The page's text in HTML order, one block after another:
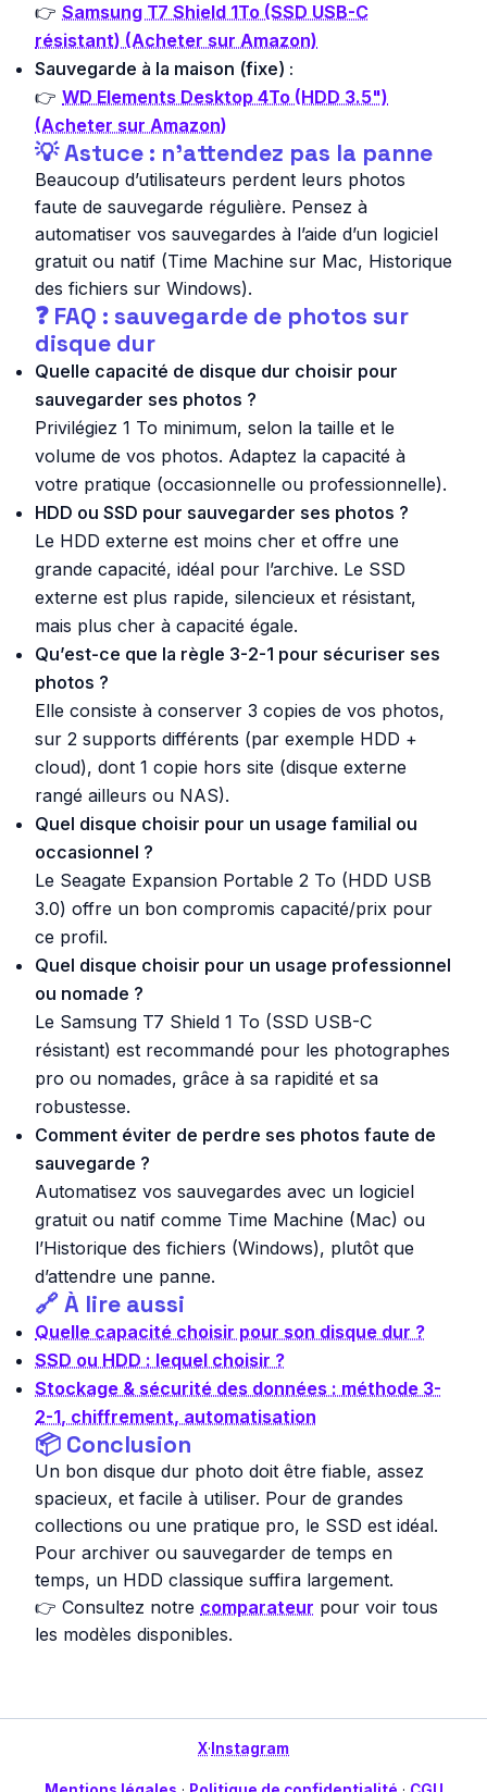
👉 Samsung T7 Shield 1To (SSD USB-C
résistant) (Acheter sur Amazon)
Sauvegarde à la maison (fixe) :
👉 WD Elements Desktop 4To (HDD 3.5")
(Acheter sur Amazon)
💡 Astuce : n’attendez pas la panne
Beaucoup d’utilisateurs perdent leurs photos
faute de sauvegarde régulière. Pensez à
automatiser vos sauvegardes à l’aide d’un logiciel
gratuit ou natif (Time Machine sur Mac, Historique
des fichiers sur Windows).
❓ FAQ : sauvegarde de photos sur
disque dur
Quelle capacité de disque dur choisir pour
sauvegarder ses photos ?
Privilégiez 1 To minimum, selon la taille et le
volume de vos photos. Adaptez la capacité à
votre pratique (occasionnelle ou professionnelle).
HDD ou SSD pour sauvegarder ses photos ?
Le HDD externe est moins cher et offre une
grande capacité, idéal pour l’archive. Le SSD
externe est plus rapide, silencieux et résistant,
mais plus cher à capacité égale.
Qu’est-ce que la règle 3-2-1 pour sécuriser ses
photos ?
Elle consiste à conserver 3 copies de vos photos,
sur 2 supports différents (par exemple HDD +
cloud), dont 1 copie hors site (disque externe
rangé ailleurs ou NAS).
Quel disque choisir pour un usage familial ou
occasionnel ?
Le Seagate Expansion Portable 2 To (HDD USB
3.0) offre un bon compromis capacité/prix pour
ce profil.
Quel disque choisir pour un usage professionnel
ou nomade ?
Le Samsung T7 Shield 1 To (SSD USB-C
résistant) est recommandé pour les photographes
pro ou nomades, grâce à sa rapidité et sa
robustesse.
Comment éviter de perdre ses photos faute de
sauvegarde ?
Automatisez vos sauvegardes avec un logiciel
gratuit ou natif comme Time Machine (Mac) ou
l’Historique des fichiers (Windows), plutôt que
d’attendre une panne.
🔗 À lire aussi
Quelle capacité choisir pour son disque dur ?
SSD ou HDD : lequel choisir ?
Stockage & sécurité des données : méthode 3-
2-1, chiffrement, automatisation
📦 Conclusion
Un bon disque dur photo doit être fiable, assez
spacieux, et facile à utiliser. Pour de grandes
collections ou une pratique pro, le SSD est idéal.
Pour archiver ou sauvegarder de temps en
temps, un HDD classique suffira largement.
👉 Consultez notre comparateur pour voir tous
les modèles disponibles.
X· Instagram